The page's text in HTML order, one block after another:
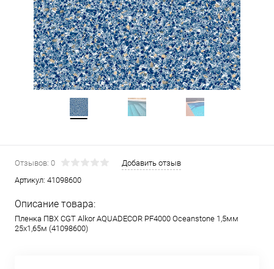
Отзывов: 0
Добавить отзыв
Артикул: 41098600
Описание товара:
Пленка ПВХ CGT Alkor AQUADECOR PF4000 Oceanstone 1,5мм
25х1,65м (41098600)